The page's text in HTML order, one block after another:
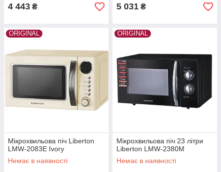
4 443 ₴ 5 031 ₴
ORIGINAL
Мікрохвильова піч Liberton
LMW-2083E Ivory
Немає в наявності
ORIGINAL
Мікрохвильова піч 23 літри
Liberton LMW-2380M
Немає в наявності